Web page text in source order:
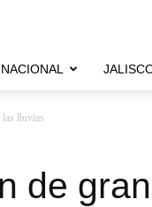
NACIONAL
las lluvias
de